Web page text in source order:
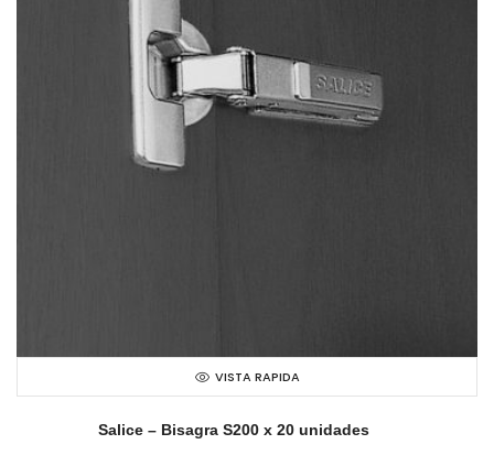
VISTA RAPIDA
Salice – Bisagra S200 x 20 unidades